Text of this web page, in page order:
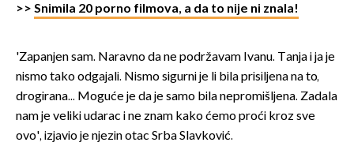
>> Snimila 20 porno filmova, a da to nije ni znala!
'Zapanjen sam. Naravno da ne podržavam Ivanu. Tanja i ja je
nismo tako odgajali. Nismo sigurni je li bila prisiljena na to,
drogirana... Moguće je da je samo bila nepromišljena. Zadala
nam je veliki udarac i ne znam kako ćemo proći kroz sve
ovo', izjavio je njezin otac Srba Slavković.